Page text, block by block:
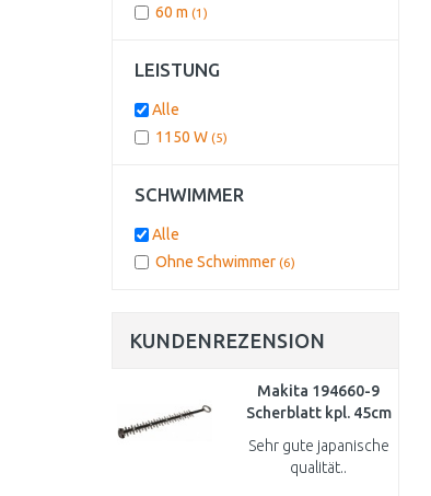
60 m (1)
LEISTUNG
Alle
1150 W (5)
SCHWIMMER
Alle
Ohne Schwimmer (6)
KUNDENREZENSION
Makita 194660-9
Scherblatt kpl. 45cm
Sehr gute japanische
qualität..